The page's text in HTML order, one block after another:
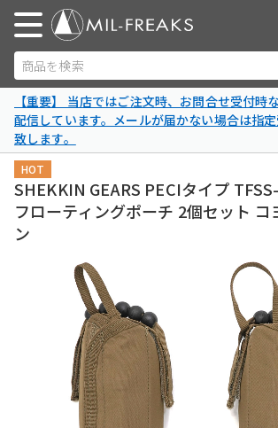
商品を検索
【重要】 当店ではご注文時、お問合せ受付時
配信しています。メールが届かない場合は指
致します。
HOT
SHEKKIN GEARS PECIタイプ
フローティングポーチ 2個セット コ
ン